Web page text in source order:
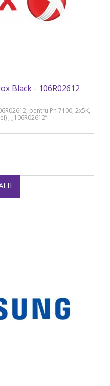
Black - 106R02612
pentru Ph 7100, 2x5K,
, „106R02612”